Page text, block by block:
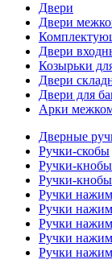
Двери
Двери
Двери
Козырьки
Двери
Двери для
Арки
Дверные
Ручки-скобы
Ручки-кнобы
Ручки-
Ручки
Ручки
Ручки
Ручки
Ручки